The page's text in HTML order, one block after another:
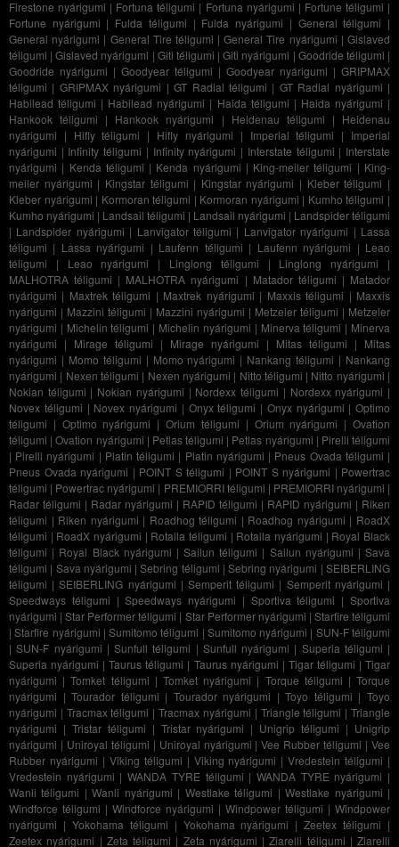
Firestone nyárigumi | Fortuna téligumi | Fortuna nyárigumi | Fortune téligumi |
Fortune nyárigumi | Fulda téligumi | Fulda nyárigumi | General téligumi |
General nyárigumi | General Tire téligumi |General Tire nyárigumi |Gislaved
téligumi |Gislaved nyárigumi | Giti téligumi |Giti nyárigumi | Goodride téligumi |
Goodride nyárigumi | Goodyear téligumi | Goodyear nyárigumi | GRIPMAX
téligumi | GRIPMAX nyárigumi |GT Radial téligumi | GT Radial nyárigumi |
Habilead téligumi | Habilead nyárigumi | Haida téligumi | Haida nyárigumi |
Hankook téligumi | Hankook nyárigumi | Heidenau téligumi | Heidenau
nyárigumi | Hifly téligumi | Hifly nyárigumi | Imperial téligumi | Imperial
nyárigumi | Infinity téligumi | Infinity nyárigumi | Interstate téligumi | Interstate
nyárigumi | Kenda téligumi | Kenda nyárigumi | King-meiler téligumi | King-
meiler nyárigumi | Kingstar téligumi | Kingstar nyárigumi | Kleber téligumi |
Kleber nyárigumi | Kormoran téligumi | Kormoran nyárigumi | Kumho téligumi |
Kumho nyárigumi | Landsail téligumi | Landsail nyárigumi | Landspider téligumi
| Landspider nyárigumi | Lanvigator téligumi | Lanvigator nyárigumi | Lassa
téligumi | Lassa nyárigumi | Laufenn téligumi | Laufenn nyárigumi | Leao
téligumi | Leao nyárigumi | Linglong téligumi | Linglong nyárigumi |
MALHOTRA téligumi | MALHOTRA nyárigumi | Matador téligumi | Matador
nyárigumi | Maxtrek téligumi | Maxtrek nyárigumi | Maxxis téligumi | Maxxis
nyárigumi | Mazzini téligumi | Mazzini nyárigumi | Metzeler téligumi | Metzeler
nyárigumi | Michelin téligumi | Michelin nyárigumi | Minerva téligumi | Minerva
nyárigumi | Mirage téligumi | Mirage nyárigumi | Mitas téligumi | Mitas
nyárigumi | Momo téligumi | Momo nyárigumi | Nankang téligumi | Nankang
nyárigumi | Nexen téligumi | Nexen nyárigumi | Nitto téligumi | Nitto nyárigumi |
Nokian téligumi | Nokian nyárigumi | Nordexx téligumi | Nordexx nyárigumi |
Novex téligumi | Novex nyárigumi | Onyx téligumi | Onyx nyárigumi | Optimo
téligumi | Optimo nyárigumi |Orium téligumi | Orium nyárigumi |Ovation
téligumi |Ovation nyárigumi | Petlas téligumi | Petlas nyárigumi | Pirelli téligumi
| Pirelli nyárigumi | Platin téligumi | Platin nyárigumi | Pneus Ovada téligumi |
Pneus Ovada nyárigumi | POINT S téligumi | POINT S nyárigumi | Powertrac
téligumi | Powertrac nyárigumi | PREMIORRI téligumi | PREMIORRI nyárigumi |
Radar téligumi | Radar nyárigumi | RAPID téligumi | RAPID nyárigumi | Riken
téligumi | Riken nyárigumi | Roadhog téligumi | Roadhog nyárigumi | RoadX
téligumi | RoadX nyárigumi | Rotalla téligumi | Rotalla nyárigumi | Royal Black
téligumi | Royal Black nyárigumi |Sailun téligumi | Sailun nyárigumi |Sava
téligumi | Sava nyárigumi |Sebring téligumi |Sebring nyárigumi |SEIBERLING
téligumi |SEIBERLING nyárigumi |Semperit téligumi | Semperit nyárigumi |
Speedways téligumi |Speedways nyárigumi | Sportiva téligumi |Sportiva
nyárigumi |Star Performer téligumi | Star Performer nyárigumi | Starfire téligumi
|Starfire nyárigumi |Sumitomo téligumi | Sumitomo nyárigumi | SUN-F téligumi
|SUN-F nyárigumi | Sunfull téligumi | Sunfull nyárigumi | Superia téligumi |
Superia nyárigumi |Taurus téligumi | Taurus nyárigumi | Tigar téligumi |Tigar
nyárigumi |Tomket téligumi | Tomket nyárigumi | Torque téligumi |Torque
nyárigumi |Tourador téligumi | Tourador nyárigumi |Toyo téligumi |Toyo
nyárigumi | Tracmax téligumi |Tracmax nyárigumi | Triangle téligumi |Triangle
nyárigumi | Tristar téligumi | Tristar nyárigumi | Unigrip téligumi | Unigrip
nyárigumi | Uniroyal téligumi | Uniroyal nyárigumi |Vee Rubber téligumi |Vee
Rubber nyárigumi | Viking téligumi | Viking nyárigumi |Vredestein téligumi |
Vredestein nyárigumi |WANDA TYRE téligumi | WANDA TYRE nyárigumi |
Wanli téligumi |Wanli nyárigumi | Westlake téligumi |Westlake nyárigumi |
Windforce téligumi | Windforce nyárigumi | Windpower téligumi | Windpower
nyárigumi | Yokohama téligumi | Yokohama nyárigumi |Zeetex téligumi |
Zeetex nyárigumi | Zeta téligumi | Zeta nyárigumi |Ziarelli téligumi | Ziarelli